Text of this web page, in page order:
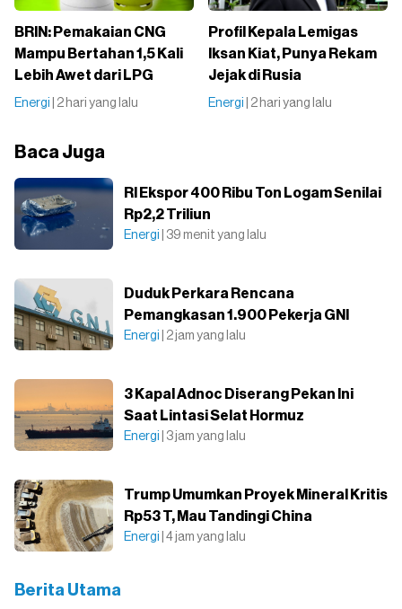
BRIN: Pemakaian CNG
Mampu Bertahan 1,5 Kali
Lebih Awet dari LPG
Energi | 2 hari yang lalu
Profil Kepala Lemigas
Iksan Kiat, Punya Rekam
Jejak di Rusia
Energi | 2 hari yang lalu
Baca Juga
RI Ekspor 400 Ribu Ton Logam Senilai
Rp2,2 Triliun
Energi | 39 menit yang lalu
Duduk Perkara Rencana
Pemangkasan 1.900 Pekerja GNI
Energi | 2 jam yang lalu
3 Kapal Adnoc Diserang Pekan Ini
Saat Lintasi Selat Hormuz
Energi | 3 jam yang lalu
Trump Umumkan Proyek Mineral Kritis
Rp53 T, Mau Tandingi China
Energi | 4 jam yang lalu
Berita Utama